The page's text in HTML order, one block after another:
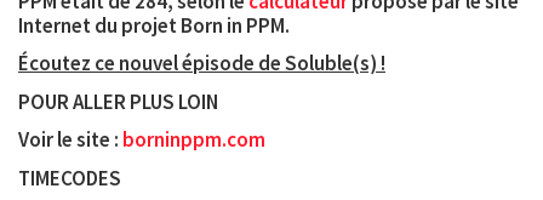
Internet du projet Born in PPM.
Écoutez ce nouvel épisode de Soluble(s) !
POUR ALLER PLUS LOIN
Voir le site : borninppm.com
TIMECODES